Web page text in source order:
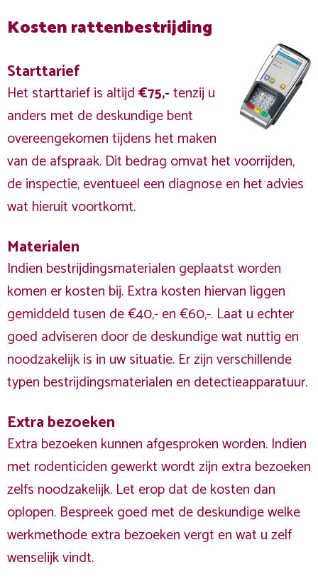
Kosten rattenbestrijding
Starttarief
Het starttarief is altijd€75,-tenzij u
anders met de deskundige bent
overeengekomen tijdens het maken
van de afspraak. Dit bedrag omvat het voorrijden,
de inspectie, eventueel een diagnose en het advies
wat hieruit voortkomt.
Materialen
Indien bestrijdingsmaterialen geplaatst worden
komen er kosten bij. Extra kosten hiervan liggen
gemiddeld tusen de €40,- en €60,-. Laat u echter
goed adviseren door de deskundige wat nuttig en
noodzakelijk is in uw situatie. Er zijn verschillende
typen bestrijdingsmaterialen en detectieapparatuur.
Extra bezoeken
Extra bezoeken kunnen afgesproken worden. Indien
met rodenticiden gewerkt wordt zijn extra bezoeken
zelfs noodzakelijk. Let erop dat de kosten dan
oplopen. Bespreek goed met de deskundige welke
werkmethode extra bezoeken vergt en wat u zelf
wenselijk vindt.